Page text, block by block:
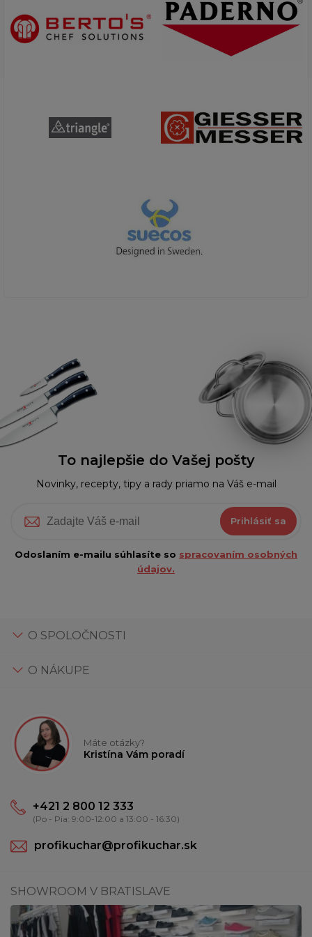
To najlepšie do Vašej pošty
Novinky, recepty, tipy a rady priamo na Váš e-mail
Prihlásiť sa
Odoslaním e-mailu súhlasíte so spracovaním osobných
údajov.
O SPOLOČNOSTI
O NÁKUPE
Máte otázky?
Kristína Vám poradí
+421 2 800 12 333
(Po - Pia: 9:00-12:00 a 13:00 - 16:30)
profikuchar@profikuchar.sk
SHOWROOM V BRATISLAVE